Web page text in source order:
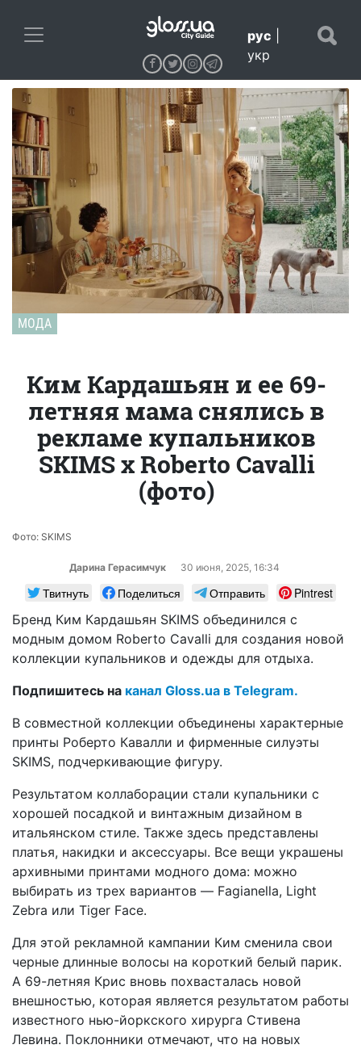
рус
укр
МОДА
Ким Кардашьян и ее 69-
летняя мама снялись в
рекламе купальников
SKIMS x Roberto Cavalli
(фото)
Фото: SKIMS
Дарина Герасимчук 30 июня, 2025, 16:34
Твитнуть Поделиться Отправить
Pintrest
Бренд Ким Кардашьян SKIMS объединился с
модным домом Roberto Cavalli для создания новой
коллекции купальников и одежды для отдыха.
Подпишитесь на канал Gloss.ua в Telegram.
В совместной коллекции объединены характерные
принты Роберто Кавалли и фирменные силуэты
SKIMS, подчеркивающие фигуру.
Результатом коллаборации стали купальники с
хорошей посадкой и винтажным дизайном в
итальянском стиле. Также здесь представлены
платья, накидки и аксессуары. Все вещи украшены
архивными принтами модного дома: можно
выбирать из трех вариантов — Fagianella, Light
Zebra или Tiger Face.
Для этой рекламной кампании Ким сменила свои
черные длинные волосы на короткий белый парик.
А 69-летняя Крис вновь похвасталась новой
внешностью, которая является результатом работы
известного нью-йоркского хирурга Стивена
Левина. Поклонники отмечают, что на новых